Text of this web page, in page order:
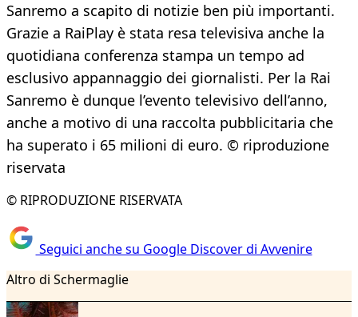
Sanremo a scapito di notizie ben più importanti.
Grazie a RaiPlay è stata resa televisiva anche la
quotidiana conferenza stampa un tempo ad
esclusivo appannaggio dei giornalisti. Per la Rai
Sanremo è dunque l’evento televisivo dell’anno,
anche a motivo di una raccolta pubblicitaria che
ha superato i 65 milioni di euro. © riproduzione
riservata
© RIPRODUZIONE RISERVATA
Seguici anche su Google Discover di Avvenire
Altro di Schermaglie